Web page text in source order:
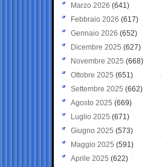
Marzo 2026 (641)
Febbraio 2026 (617)
Gennaio 2026 (652)
Dicembre 2025 (627)
Novembre 2025 (668)
Ottobre 2025 (651)
Settembre 2025 (662)
Agosto 2025 (669)
Luglio 2025 (671)
Giugno 2025 (573)
Maggio 2025 (591)
Aprile 2025 (622)